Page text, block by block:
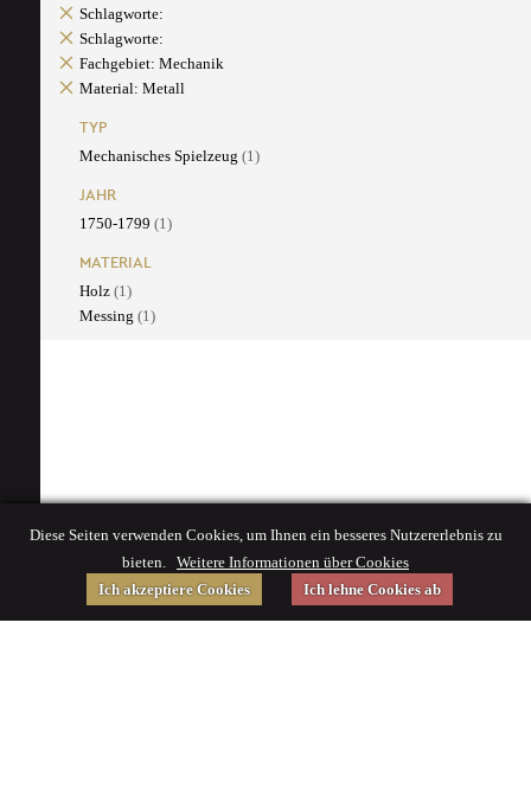
Schlagworte:
Schlagworte:
Fachgebiet: Mechanik
Material: Metall
TYP
Mechanisches Spielzeug (1)
JAHR
1750-1799 (1)
MATERIAL
Holz (1)
Messing (1)
Diese Seiten verwenden Cookies, um Ihnen ein besseres Nutzererlebnis zu
bieten. Weitere Informationen über Cookies
Ich akzeptiere Cookies
Ich lehne Cookies ab